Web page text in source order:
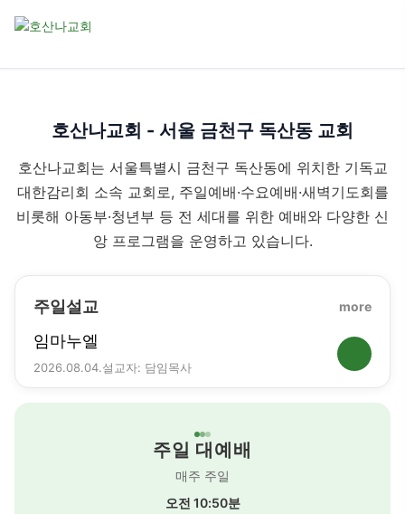
호산나교회 - 서울 금천구 독산동 교회
호산나교회는 서울특별시 금천구 독산동에 위치한 기독교
대한감리회 소속 교회로, 주일예배·수요예배·새벽기도회를
비롯해 아동부·청년부 등 전 세대를 위한 예배와 다양한 신
앙 프로그램을 운영하고 있습니다.
주일 대예배
매주 주일
오전 10:50분
주일설교 more
임마누엘
2026.08.04.설교자: 담임목사